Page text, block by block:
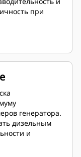
при
генератора.
дизельным
и